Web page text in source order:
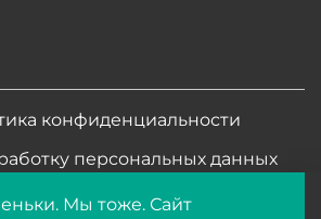
конфиденциальности
персональных данных
Мы тоже. Сайт